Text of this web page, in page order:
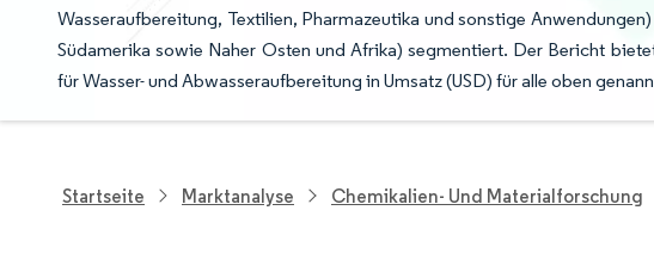
Wasseraufbereitung, Textilien, Pharmazeutika und sonstige
Südamerika sowie Naher Osten und Afrika) segmentiert. Der Bericht
für Wasser- und Abwasseraufbereitung in Umsatz (USD) für alle oben
Startseite Marktanalyse Chemikalien- Und Materialforschung